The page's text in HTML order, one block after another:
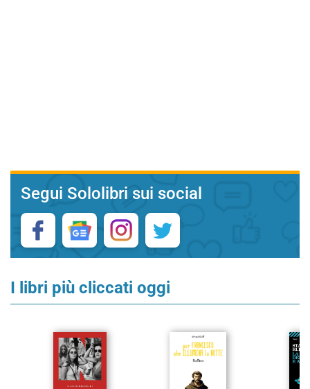
Segui Sololibri sui social
I libri più cliccati oggi